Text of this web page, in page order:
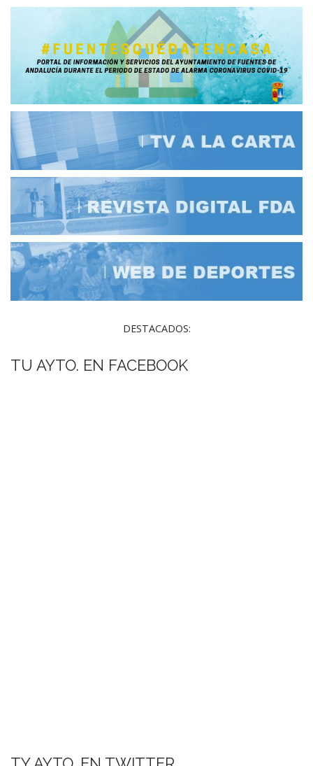
DESTACADOS:
TU AYTO. EN FACEBOOK